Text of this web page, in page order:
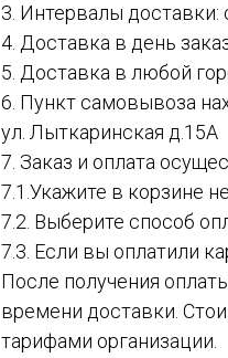
3. Интервалы доставки:
4. Доставка в день
5. Доставка в любой
6. Пункт самовывоза
ул. Лыткаринская д.15А
7. Заказ и оплата
7.1.Укажите в корзине
7.2. Выберите способ
7.3. Если вы оплатили
После получения
времени доставки.
тарифами организации.